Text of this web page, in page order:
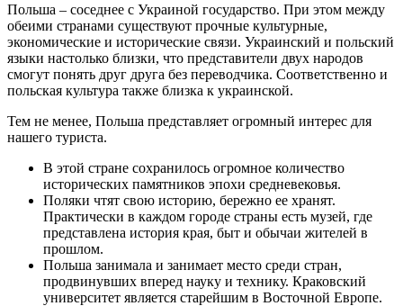
Польша – соседнее с Украиной государство. При этом между
обеими странами существуют прочные культурные,
экономические и исторические связи. Украинский и польский
языки настолько близки, что представители двух народов
смогут понять друг друга без переводчика. Соответственно и
польская культура также близка к украинской.
Тем не менее, Польша представляет огромный интерес для
нашего туриста.
В этой стране сохранилось огромное количество
исторических памятников эпохи средневековья.
Поляки чтят свою историю, бережно ее хранят.
Практически в каждом городе страны есть музей, где
представлена история края, быт и обычаи жителей в
прошлом.
Польша занимала и занимает место среди стран,
продвинувших вперед науку и технику. Краковский
университет является старейшим в Восточной Европе.